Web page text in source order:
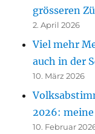
grösseren
2. April 2026
Viel mehr
auch in der
10. März 2026
2026:
10. Februar